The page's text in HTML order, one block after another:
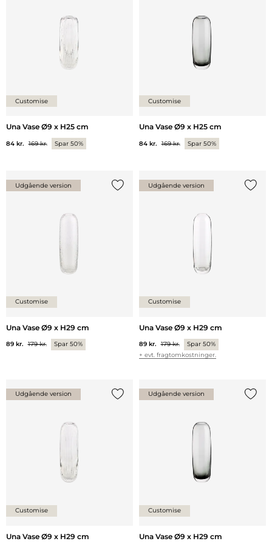
Customise
Una Vase Ø9 x H25 cm
84 kr. 169 kr. Spar 50%
Customise
Una Vase Ø9 x H25 cm
84 kr. 169 kr. Spar 50%
Udgående version
Customise
Una Vase Ø9 x H29 cm
89 kr. 179 kr. Spar 50%
Udgående version
Customise
Una Vase Ø9 x H29 cm
89 kr. 179 kr.
Spar 50%
+ evt. fragtomkostninger.
Udgående version
Customise
Una Vase Ø9 x H29 cm
Udgående version
Customise
Una Vase Ø9 x H29 cm